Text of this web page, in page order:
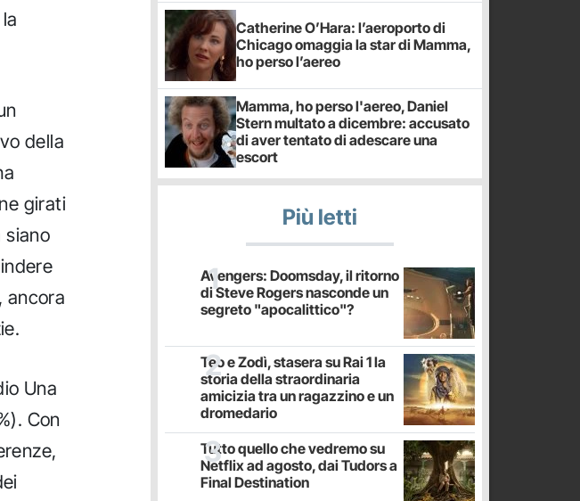
della
girati
siano
ancora
Una
Con
Catherine O’Hara: l’aeroporto di
Chicago omaggia la star di Mamma,
ho perso l’aereo
Mamma, ho perso l'aereo, Daniel
Stern multato a dicembre: accusato
di aver tentato di adescare una
escort
Più letti
Avengers: Doomsday, il ritorno
di Steve Rogers nasconde un
segreto "apocalittico"?
Teo e Zodì, stasera su Rai 1 la
storia della straordinaria
amicizia tra un ragazzino e un
dromedario
Tutto quello che vedremo su
Netflix ad agosto, dai Tudors a
Final Destination